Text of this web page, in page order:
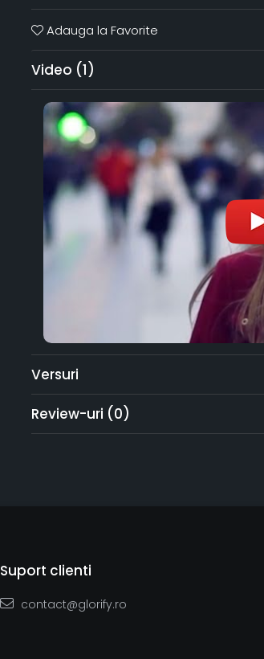
Adauga la Favorite
Video (1)
Versuri
Review-uri (0)
Suport clienti
contact@glorify.ro